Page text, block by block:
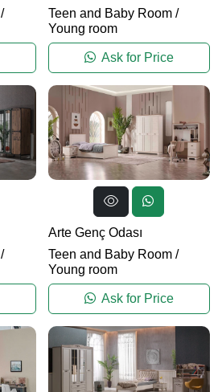
/
Teen and Baby Room/
Young room
Ask for Price
/
Arte Genç Odası
Teen and Baby Room/
Young room
Ask for Price